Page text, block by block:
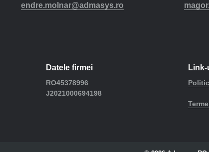
endre.molnar@admasys.ro
Datele firmei
RO45378996
J2021000694198